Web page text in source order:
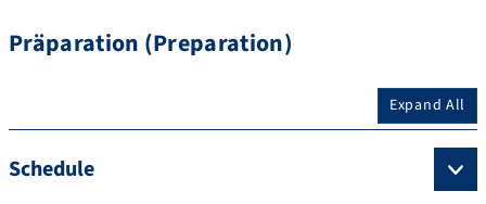
Präparation (Preparation)
Expand All
Schedule